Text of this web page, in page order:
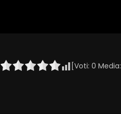
[Voti: 0 Media: